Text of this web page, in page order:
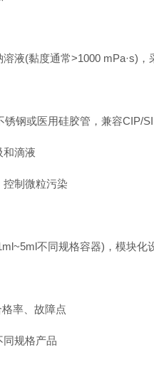
(黏度通常>1000 mPa·s)，
钢或医用硅胶管，兼容CIP/
滴液
制微粒污染
不同规格容器)，模块化
率、故障点
规格产品